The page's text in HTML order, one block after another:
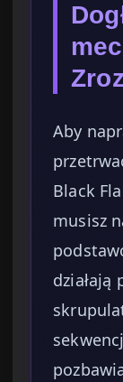
Aby
Black
musisz
działają